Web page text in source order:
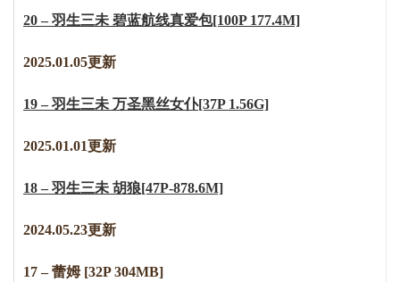
20 – 羽生三未 碧蓝航线真爱包[100P 177.4M]
2025.01.05更新
19 – 羽生三未 万圣黑丝女仆[37P 1.56G]
2025.01.01更新
18 – 羽生三未 胡狼[47P-878.6M]
2024.05.23更新
17 – 蕾姆 [32P 304MB]